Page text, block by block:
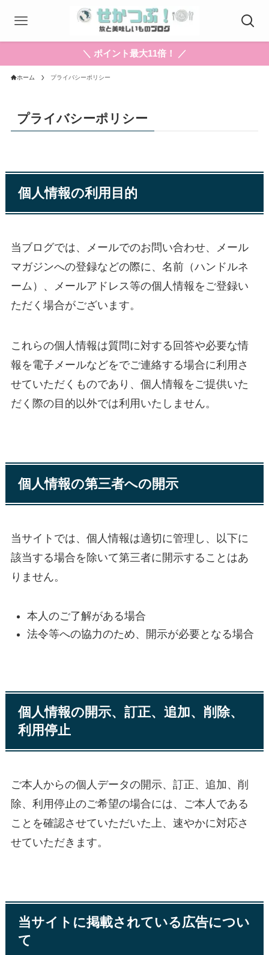
＼ ポイント最大11倍！ ／
ホーム プライバシーポリシー
プライバシーポリシー
個人情報の利用目的
当ブログでは、メールでのお問い合わせ、メール
マガジンへの登録などの際に、名前（ハンドルネ
ーム）、メールアドレス等の個人情報をご登録い
ただく場合がございます。
これらの個人情報は質問に対する回答や必要な情
報を電子メールなどをでご連絡する場合に利用さ
せていただくものであり、個人情報をご提供いた
だく際の目的以外では利用いたしません。
個人情報の第三者への開示
当サイトでは、個人情報は適切に管理し、以下に
該当する場合を除いて第三者に開示することはあ
りません。
本人のご了解がある場合
法令等への協力のため、開示が必要となる場合
個人情報の開示、訂正、追加、削除、
利用停止
ご本人からの個人データの開示、訂正、追加、削
除、利用停止のご希望の場合には、ご本人である
ことを確認させていただいた上、速やかに対応さ
せていただきます。
当サイトに掲載されている広告につい
て